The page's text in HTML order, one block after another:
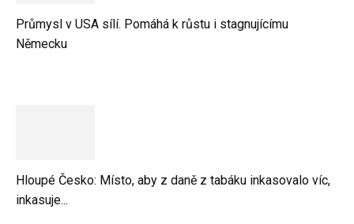
Průmysl v USA sílí. Pomáhá k růstu i stagnujícímu
Německu
Hloupé Česko: Místo, aby z daně z tabáku inkasovalo víc,
inkasuje...